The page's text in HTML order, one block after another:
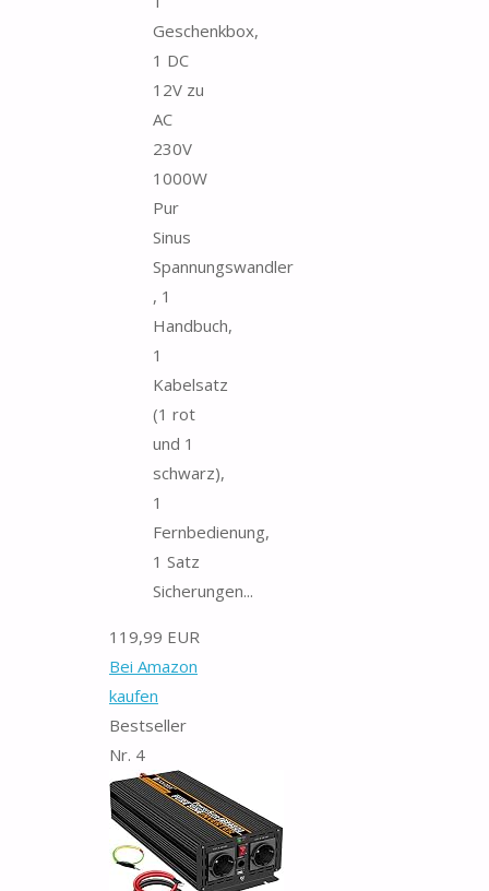
Geschenkbox,
1 DC
12V zu
AC
230V
1000W
Pur
Sinus
Spannungswandler
, 1
Handbuch,
1
Kabelsatz
(1 rot
und 1
schwarz),
1
Fernbedienung,
1 Satz
Sicherungen...
119,99 EUR
Bei Amazon
kaufen
Bestseller
Nr. 4